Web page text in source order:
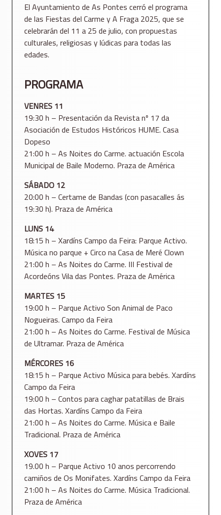
El Ayuntamiento de As Pontes cerró el programa
de las Fiestas del Carme y A Fraga 2025, que se
celebrarán del 11 a 25 de julio, con propuestas
culturales, religiosas y lúdicas para todas las
edades.
PROGRAMA
VENRES 11
19:30 h – Presentación da Revista nº 17 da
Asociación de Estudos Históricos HUME. Casa
Dopeso
21:00 h – As Noites do Carme. actuación Escola
Municipal de Baile Moderno. Praza de América
SÁBADO 12
20:00 h – Certame de Bandas (con pasacalles ás
19:30 h). Praza de América
LUNS 14
18:15 h – Xardíns Campo da Feira: Parque Activo.
Música no parque + Circo na Casa de Meré Clown
21:00 h – As Noites do Carme. III Festival de
Acordeóns Vila das Pontes. Praza de América
MARTES 15
19:00 h – Parque Activo Son Animal de Paco
Nogueiras. Campo da Feira
21:00 h – As Noites do Carme. Festival de Música
de Ultramar. Praza de América
MÉRCORES 16
18:15 h – Parque Activo Música para bebés. Xardíns
Campo da Feira
19:00 h – Contos para caghar patatillas de Brais
das Hortas. Xardíns Campo da Feira
21:00 h – As Noites do Carme. Música e Baile
Tradicional. Praza de América
XOVES 17
19.00 h – Parque Activo 10 anos percorrendo
camiños de Os Monifates. Xardíns Campo da Feira
21:00 h – As Noites do Carme. Música Tradicional.
Praza de América